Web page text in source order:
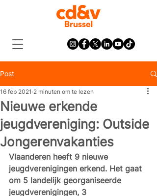
Post
Nieuwe erkende
jeugdvereniging: Outside
Jongerenvakanties
16 feb 2021 2 minuten om te lezen
Vlaanderen heeft 9 nieuwe
jeugdverenigingen erkend. Het gaat
om 5 landelijk georganiseerde
jeugdverenigingen, 3